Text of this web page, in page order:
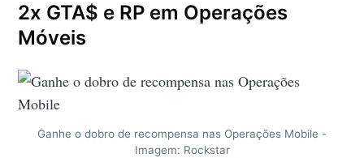
2x GTA$ e RP em Operações
Móveis
Ganhe o dobro de recompensa nas Operações Mobile -
Imagem: Rockstar